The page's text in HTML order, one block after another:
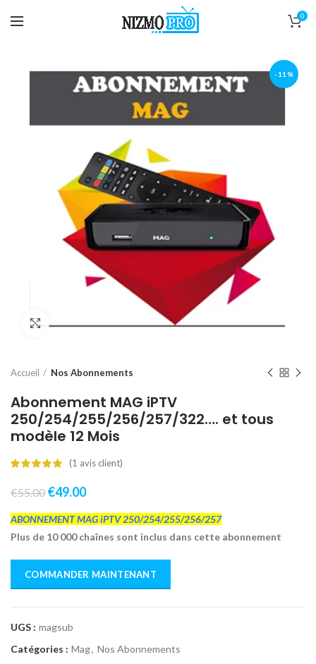
0
-11%
Click to enlarge
Accueil Nos Abonnements
Abonnement MAG iPTV
250/254/255/256/257/322…. et tous
modèle 12 Mois
(1 avis client)
€55.00 €49.00
ABONNEMENT MAG iPTV 250/254/255/256/257
Plus de 10 000 chaînes sont inclus dans cette abonnement
COMMANDER MAINTENANT
UGS : magsub
Catégories : Mag, Nos Abonnements